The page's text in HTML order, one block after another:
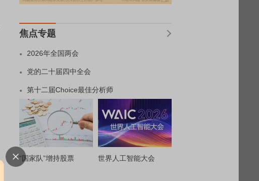
焦点专题
2026年全国两会
党的二十届四中全会
第十二届Choice最佳分析师
“国家队”增持股票 世界人工智能大会